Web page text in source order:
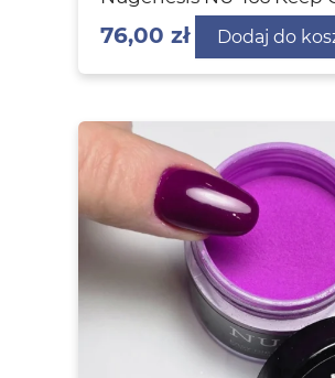
76,00zł Dodaj do